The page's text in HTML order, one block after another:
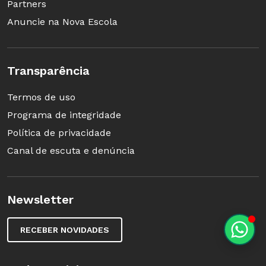
mais facilmente aquelas matérias.
Bastidores de cena com
Partners
Anuncie na Nova Escola
Transparência
Termos de uso
Programa de integridade
Política de privacidade
Canal de escuta e denúncia
Newsletter
RECEBER NOVIDADES